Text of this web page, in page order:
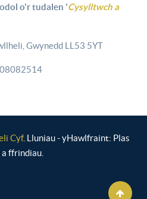
o'r tudalen 'Cysylltwch a
Gwynedd LL53 5YT
Cyf. Lluniau - yHawlfraint: Plas
ffrindiau.